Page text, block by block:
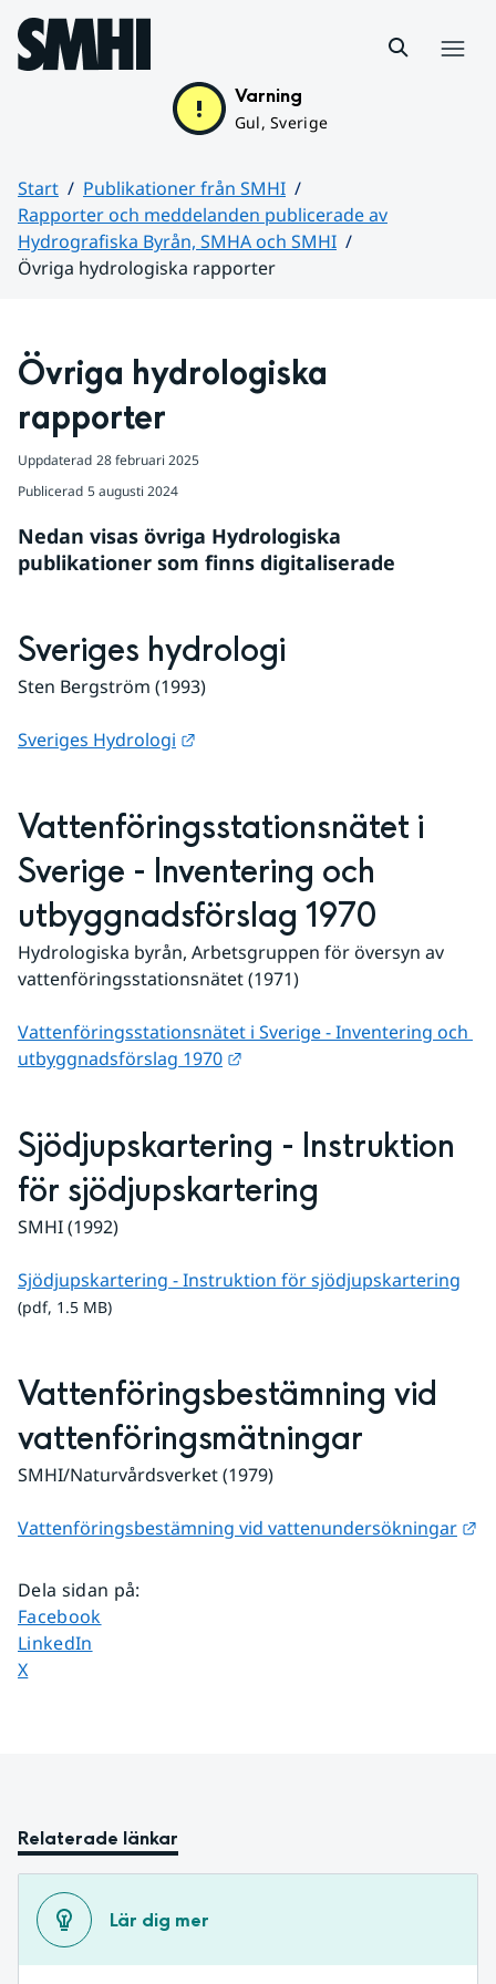
Hoppa till sidans innehåll
Varning
Gul, Sverige
Start
Publikationer från SMHI
Rapporter och meddelanden publicerade av
Hydrografiska Byrån, SMHA och SMHI
Övriga hydrologiska rapporter
Övriga hydrologiska
rapporter
Uppdaterad 28 februari 2025
Publicerad 5 augusti 2024
Nedan visas övriga Hydrologiska
publikationer som finns digitaliserade
Sveriges hydrologi
Sten Bergström (1993)
Sveriges Hydrologi
Vattenföringsstationsnätet i
Sverige - Inventering och
utbyggnadsförslag 1970
Hydrologiska byrån, Arbetsgruppen för översyn av
vattenföringsstationsnätet (1971)
Vattenföringsstationsnätet i Sverige - Inventering och
utbyggnadsförslag 1970
Sjödjupskartering - Instruktion
för sjödjupskartering
SMHI (1992)
Sjödjupskartering - Instruktion för sjödjupskartering
(pdf, 1.5 MB)
Vattenföringsbestämning vid
vattenföringsmätningar
SMHI/Naturvårdsverket (1979)
Vattenföringsbestämning vid vattenundersökningar
Dela sidan på:
Dela sidan på
Facebook
Dela sidan på
LinkedIn
Dela sidan på
X
Relaterade länkar
Lär dig mer